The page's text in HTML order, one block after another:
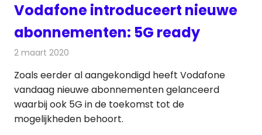
Vodafone introduceert nieuwe
abonnementen: 5G ready
2 maart 2020
Zoals eerder al aangekondigd heeft Vodafone
vandaag nieuwe abonnementen gelanceerd
waarbij ook 5G in de toekomst tot de
mogelijkheden behoort.